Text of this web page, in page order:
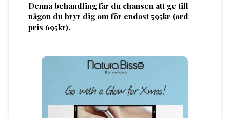
Denna behandling får du chansen att ge till
någon du bryr dig om för endast 595kr (ord
pris 695kr).